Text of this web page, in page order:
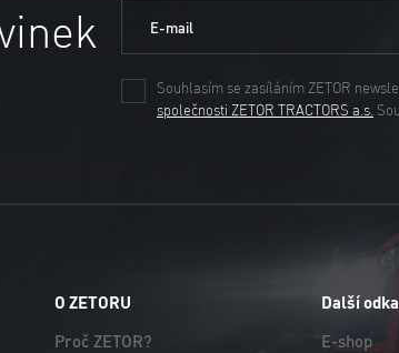
E-mail
Souhlasím se zasíláním ZETOR
společnosti ZETOR TRACTORS a.s.
O ZETORU
Proč ZETOR?
Další
E-shop